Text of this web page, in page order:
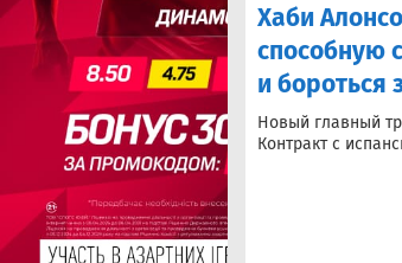
Хаби
способную
и бороться
Новый главный
Контракт с